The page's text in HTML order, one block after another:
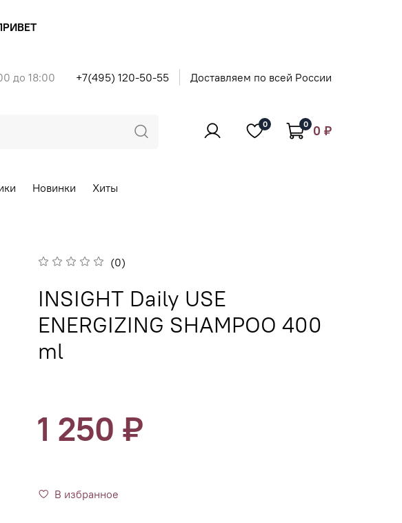
до 18:00 +7(495) 120-50-55 Доставляем по всей России
0 0 0 ₽
Новинки Хиты
(0)
INSIGHT Daily USE
ENERGIZING SHAMPOO 400
ml
1 250 ₽
В избранное